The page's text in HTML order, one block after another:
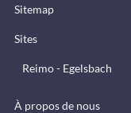
Sitemap
Sites
Reimo - Egelsbach
À propos de nous